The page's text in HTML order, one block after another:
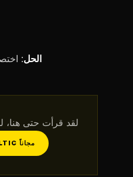
الحل:
لقد قرأت حتى هنا،
جرب MULTIC مجاناً